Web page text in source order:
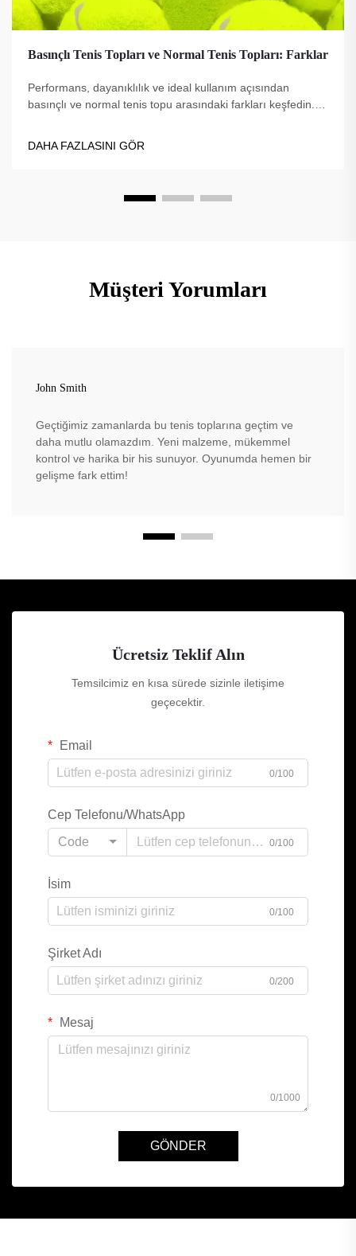
Basınçlı Tenis Topları ve Normal Tenis Topları: Farklar
Performans, dayanıklılık ve ideal kullanım açısından
basınçlı ve normal tenis topu arasındaki farkları keşfedin.
türünü bulun. Şimdi daha fazla bilgi edinin.
DAHA FAZLASINI GÖR
Müşteri Yorumları
John Smith
Geçtiğimiz zamanlarda bu tenis toplarına geçtim ve
daha mutlu olamazdım. Yeni malzeme, mükemmel
kontrol ve harika bir his sunuyor. Oyunumda hemen bir
gelişme fark ettim!
Ücretsiz Teklif Alın
Temsilcimiz en kısa sürede sizinle iletişime
geçecektir.
Email
0/100
Cep Telefonu/WhatsApp
Code
0/100
İsim
0/100
Şirket Adı
0/200
Mesaj
0/1000
GÖNDER